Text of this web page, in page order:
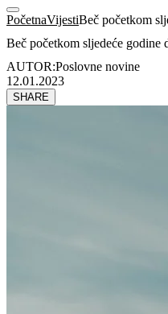
PočetnaVijestiBeč početkom
Beč početkom sljedeće
AUTOR:Poslovne novine
12.01.2023
SHARE